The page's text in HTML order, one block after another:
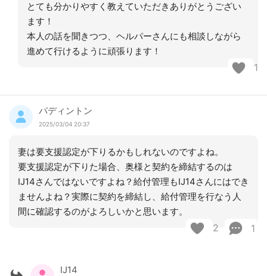
とても分かりやすく教えていただきありがとうござい
ます！
本人の話を聞きつつ、ヘルパーさんにも相談しながら
進めて行けるように頑張ります！
1
パディントン
2025/03/04 20:37
妻は要支援認定が下りるかもしれないのですよね。
要支援認定が下りた場合、奥様と契約を締結するのは
IJ14さんではないですよね？給付管理もIJ14さんにはでき
ませんよね？実際に契約を締結し、給付管理を行なう人
間に確認するのがよろしいかと思います。
2 1
IJ14